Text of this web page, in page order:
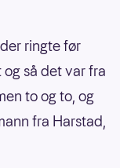
ringte før
så det var fra
to og to, og
fra Harstad,